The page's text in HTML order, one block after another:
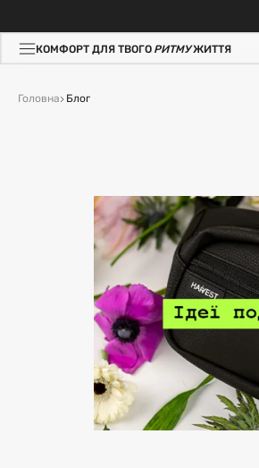
КОМФОРТ ДЛЯ ТВОГОРИТМУЖИТТЯ
Головна Блог